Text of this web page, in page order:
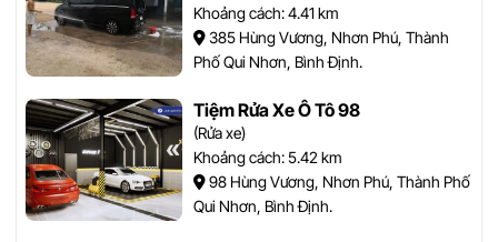
Khoảng cách: 4.41 km
385 Hùng Vương, Nhơn Phú, Thành
Phố Qui Nhơn, Bình Định.
Tiệm Rửa Xe Ô Tô 98
(Rửa xe)
Khoảng cách: 5.42 km
98 Hùng Vương, Nhơn Phú, Thành Phố
Qui Nhơn, Bình Định.